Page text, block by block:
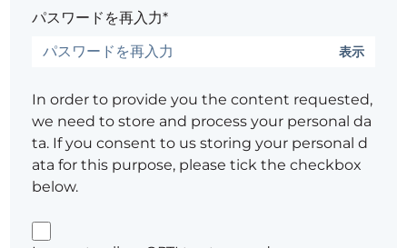
パスワードを再入力*
表示
In order to provide you the content requested,
we need to store and process your personal da
ta. If you consent to us storing your personal d
ata for this purpose, please tick the checkbox
below.